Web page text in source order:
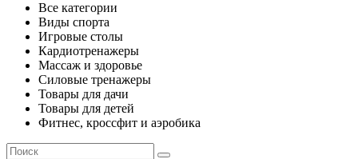
Все категории
Виды спорта
Игровые столы
Кардиотренажеры
Массаж и здоровье
Силовые тренажеры
Товары для дачи
Товары для детей
Фитнес, кроссфит и аэробика